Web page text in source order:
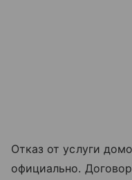
Отказ от услуги
официально.